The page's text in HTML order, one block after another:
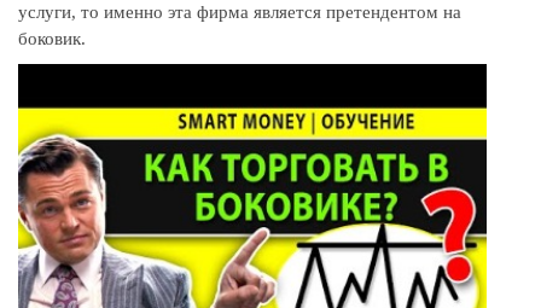
услуги, то именно эта фирма является претендентом на
боковик.